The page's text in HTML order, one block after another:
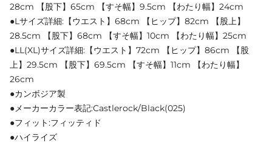
28cm 【股下】65cm 【すそ幅】9.5cm 【わたり幅】24cm
●Lサイズ詳細:【ウエスト】68cm 【ヒップ】82cm 【股上】
28.5cm 【股下】68cm 【すそ幅】10cm 【わたり幅】25cm
●LL(XL)サイズ詳細:【ウエスト】72cm 【ヒップ】86cm 【股
上】29.5cm 【股下】69.5cm 【すそ幅】11cm 【わたり幅】
26cm
●カンボジア製
●メーカーカラー表記:Castlerock/Black(025)
●フィット:フィッティド
●ハイライズ